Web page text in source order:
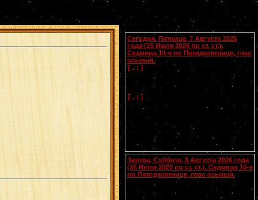
Сегодня, Пятница, 7 Августа 2026
года (25 Июля 2026 по ст. ст.).
Седмица 10-я по Пятидесятнице, глас
осьмый.
[.:]
Успение прав. Анны
Пресвятой Богородицы. Свв. жен
Олимпиады диакониссы (408-410) и
Евпраксии девы, Тавеннской (413).
[.:]
Унженского (1444). Мчч. Санкта,
Маттура, Аттала и Бландины, Лионских
(553).
Чтения на этот год не определены
Завтра, Суббота, 8 Августа 2026 года
(26 Июля 2026 по ст. ст.). Седмица 10-я
по Пятидесятнице, глас осьмый.
Сщмчч. Ермолая, Ермиппа и Ермократа,
иереев Никомидийских (ок. 305). Прп.
Моисея Угрина, Печерского, в Ближних